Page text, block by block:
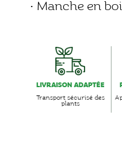
• Manche en
LIVRAISON ADAPTÉE
Transport sécurisé des
plants